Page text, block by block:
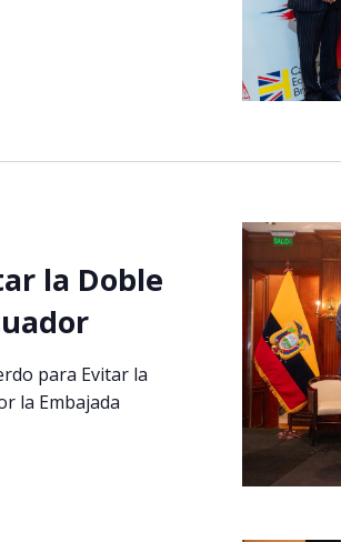
la Doble
para Evitar la
la Embajada